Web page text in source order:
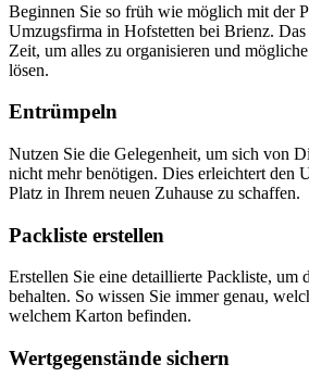
Beginnen Sie so früh wie möglich mit der
Umzugsfirma in Hofstetten bei Brienz.
Zeit, um alles zu organisieren und
lösen.
Entrümpeln
Nutzen Sie die Gelegenheit, um sich von
nicht mehr benötigen. Dies erleichtert den
Platz in Ihrem neuen Zuhause zu schaffen.
Packliste erstellen
Erstellen Sie eine detaillierte Packliste, um
behalten. So wissen Sie immer genau,
welchem Karton befinden.
Wertgegenstände sichern